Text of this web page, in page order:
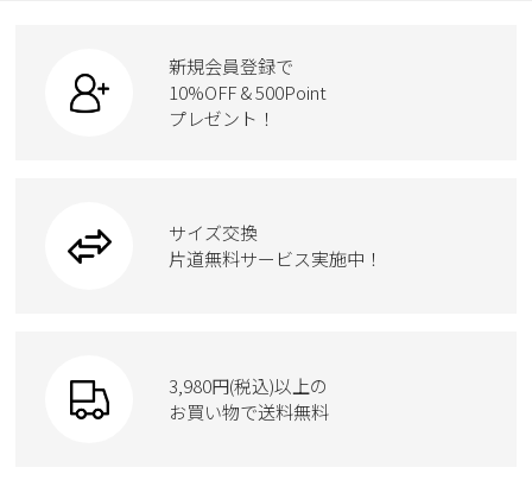
カジュアルシューズ
ワークシューズ
ウェア
moz
ローファー
ブーツ
Parade
スクール
new balance
ボディバッグ
ハンドバッグ
トートバッグ
ケア用品
新規会員登録で
10%OFF & 500Point
プレゼント！
サイズ交換
片道無料サービス実施中！
3,980円(税込)以上の
お買い物で送料無料